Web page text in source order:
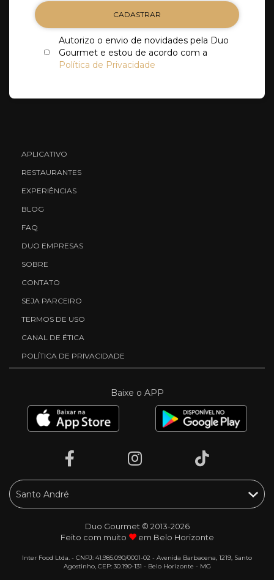
CADASTRAR
Autorizo o envio de novidades pela Duo
Gourmet e estou de acordo com a
Política de Privacidade
APLICATIVO
RESTAURANTES
EXPERIÊNCIAS
BLOG
FAQ
DUO EMPRESAS
SOBRE
CONTATO
SEJA PARCEIRO
TERMOS DE USO
CANAL DE ÉTICA
POLÍTICA DE PRIVACIDADE
Baixe o APP
Duo Gourmet © 2013-2026
Feito com muito
em Belo Horizonte
Inter Food Ltda. - CNPJ: 41.985.090/0001-02 - Avenida Barbacena, 1219, Santo
Agostinho, CEP: 30.190-131 - Belo Horizonte - MG